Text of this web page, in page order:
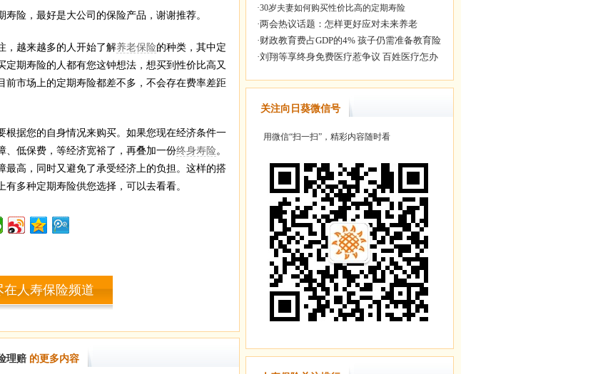
险，最好是大公司的保险产品，谢谢推荐。
越来越多的人开始了解养老保险的种类，其中定
期寿险的人都有您这钟想法，想买到性价比高又
前市场上的定期寿险都差不多，不会存在费率差距
据您的自身情况来购买。如果您现在经济条件一
、低保费，等经济宽裕了，再叠加一份终身寿险。
高，同时又避免了承受经济上的负担。这样的搭
多种定期寿险供您选择，可以去看看。
在人寿保险频道
理赔 的更多内容
·30岁夫妻如何购买性价比高的定期寿险
关注向日葵微信号
用微信“扫一扫”，精彩内容随时看